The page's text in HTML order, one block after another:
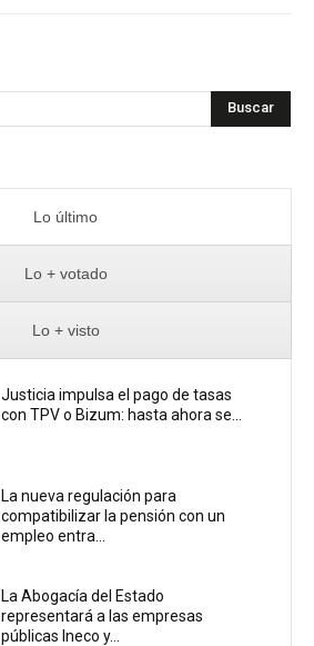
Buscar
Lo último
Lo + votado
Lo + visto
Justicia impulsa el pago de tasas
con TPV o Bizum: hasta ahora se...
La nueva regulación para
compatibilizar la pensión con un
empleo entra...
La Abogacía del Estado
representará a las empresas
públicas Ineco y...